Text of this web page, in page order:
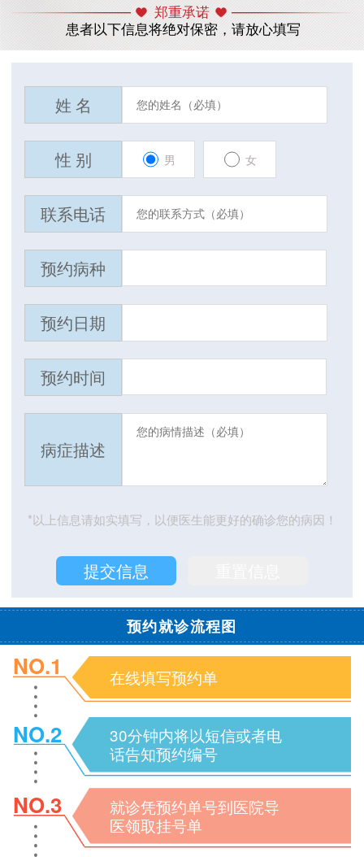
郑重承诺
患者以下信息将绝对保密，请放心填写
姓 名
性 别 男 女
联系电话
预约病种
预约日期
预约时间
病症描述
*以上信息请如实填写，以便医生能更好的确诊您的病因！
预约就诊流程图
NO.1 在线填写预约单
NO.2
30分钟内将以短信或者电
话告知预约编号
NO.3
就诊凭预约单号到医院导
医领取挂号单